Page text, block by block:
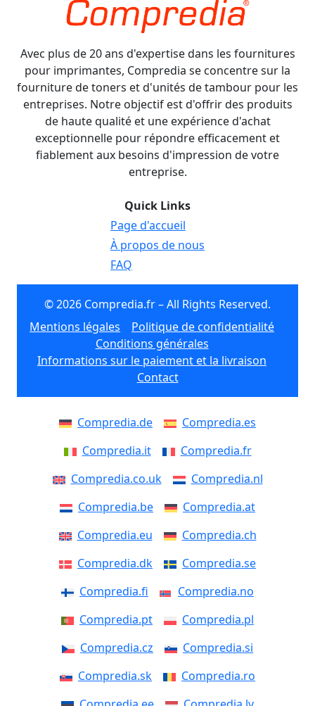
Avec plus de 20 ans d'expertise dans les fournitures
pour imprimantes, Compredia se concentre sur la
fourniture de toners et d'unités de tambour pour les
entreprises. Notre objectif est d'offrir des produits
de haute qualité et une expérience d'achat
exceptionnelle pour répondre efficacement et
fiablement aux besoins d'impression de votre
entreprise.
Quick Links
Page d'accueil
À propos de nous
FAQ
© 2026 Compredia.fr – All Rights Reserved.
Mentions légales
Politique de confidentialité
Conditions générales
Informations sur le paiement et la livraison
Contact
Compredia.de
Compredia.es
Compredia.it
Compredia.fr
Compredia.co.uk
Compredia.nl
Compredia.be
Compredia.at
Compredia.eu
Compredia.ch
Compredia.dk
Compredia.se
Compredia.fi
Compredia.no
Compredia.pt
Compredia.pl
Compredia.cz
Compredia.si
Compredia.sk
Compredia.ro